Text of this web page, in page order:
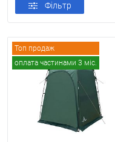
Фільтр
Топ продаж
оплата частинами 3 міс.